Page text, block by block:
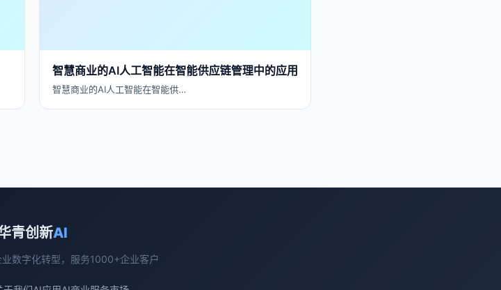
智慧商业的AI人工智能在智能供应链管理中的应用
智慧商业的AI人工智能在智能供…
青创新AI
数字化转型，服务1000+企业客户